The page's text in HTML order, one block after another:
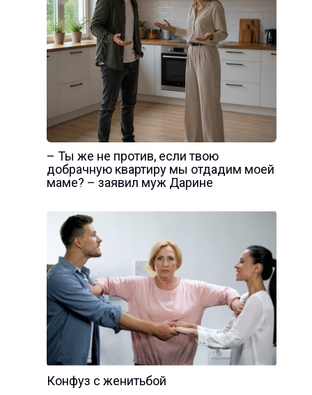
– Ты же не против, если твою
добрачную квартиру мы отдадим моей
маме? – заявил муж Дарине
Конфуз с женитьбой